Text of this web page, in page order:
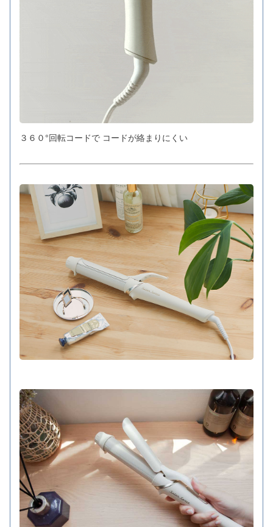
３６０°回転コードで コードが絡まりにくい